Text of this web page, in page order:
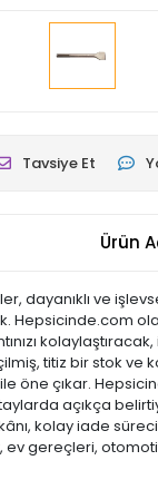
Tavsiye Et
Ürün
dayanıklı ve
titiz bir stok ve
ile öne çıkar.
açıkça
kolay iade
ev gereçleri,